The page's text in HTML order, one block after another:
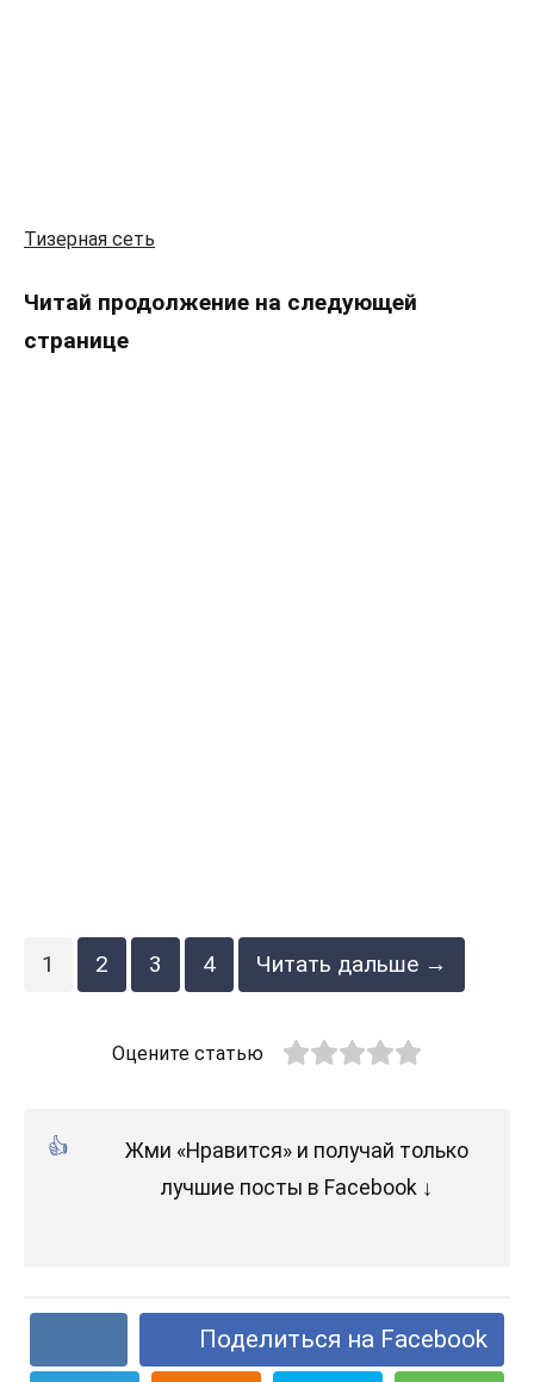
Тизерная сеть
Читай продолжение на следующей
странице
1 2 3 4 Читать дальше →
Оцените статью
Жми «Нравится» и получай только
лучшие посты в Facebook ↓
Поделиться на Facebook